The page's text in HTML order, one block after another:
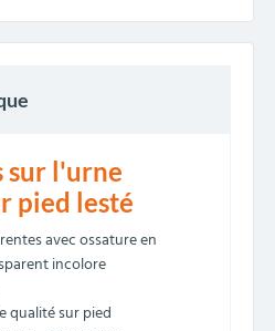
sur l'urne
pied lesté
avec ossature en
incolore
qualité sur pied